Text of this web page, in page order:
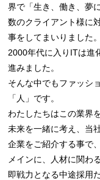
界で「生き、働き、夢
数のクライアント様に
事をしてまいりました。
2000年代に入りITは進
進みました。
そんな中でもファッシ
「人」です。
わたしたちはこの業界
未来を一緒に考え、当
企業をご紹介する事で
メインに、人材に関わ
即戦力となる中途採用